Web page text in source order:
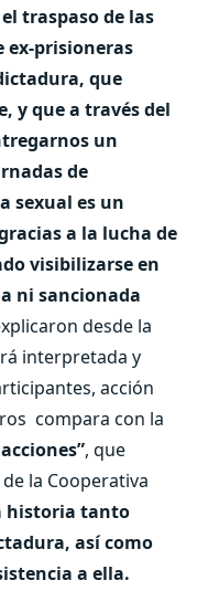
traspaso de las
ex-prisioneras
que
y que a través del
un
de
sexual es un
a la lucha de
visibilizarse en
ni sancionada
desde la
interpretada y
acción
compara con la
, que
la Cooperativa
historia tanto
así como
a ella.